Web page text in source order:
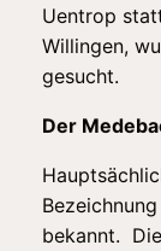
Uentrop
Willingen,
gesucht.
Der
bekannt.